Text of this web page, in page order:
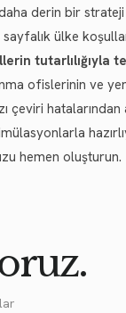
derin bir strateji
ülke
tutarlılığıyla
ofislerinin ve
hatalarından
hemen oluşturun.